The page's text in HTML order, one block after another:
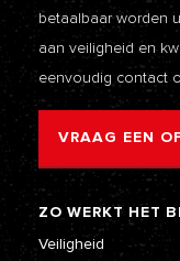
betaalbaar worden
aan veiligheid en
eenvoudig contact
VRAAG EEN
ZO WERKT HET
Veiligheid